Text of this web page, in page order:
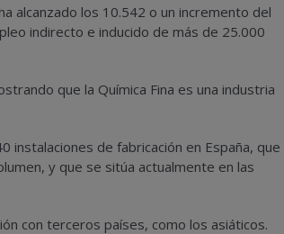
alcanzado los 10.542 o un incremento del
indirecto e inducido de más de 25.000
que la Química Fina es una industria
instalaciones de fabricación en España, que
y que se sitúa actualmente en las
con terceros países, como los asiáticos.